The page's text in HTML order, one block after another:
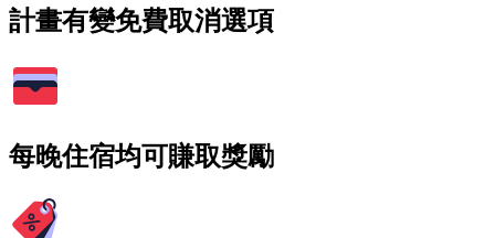
計畫有變免費取消選項
每晚住宿均可賺取獎勵